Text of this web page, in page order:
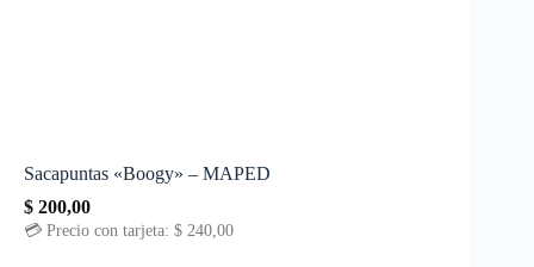
Sacapuntas «Boogy» – MAPED
$ 200,00
💳 Precio con tarjeta: $ 240,00